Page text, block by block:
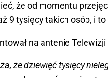
że od momentu
9 tysięcy takich osób, i
na antenie Telewizji
że dziewięć tysięcy